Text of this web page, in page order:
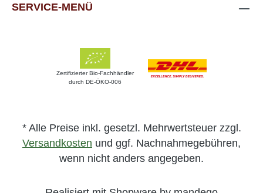
SERVICE-MENÜ
Zertifizierter Bio-Fachhändler
durch DE-ÖKO-006
* Alle Preise inkl. gesetzl. Mehrwertsteuer zzgl.
Versandkosten und ggf. Nachnahmegebühren,
wenn nicht anders angegeben.